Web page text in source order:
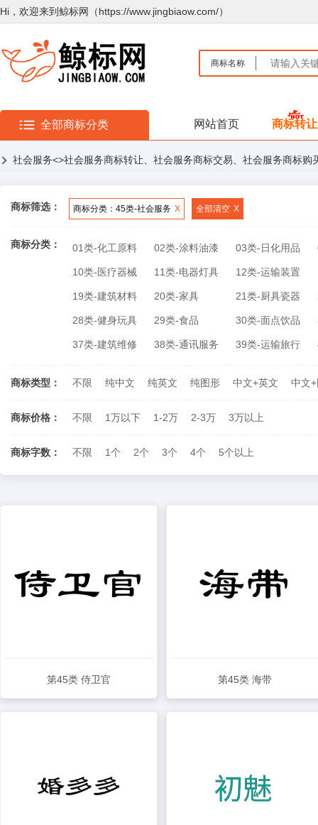
Hi，欢迎来到鲸标网（https://www.jingbiaow.com/）
商标名称
全部商标分类 网站首页 商标转让
社会服务<>社会服务商标转让、社会服务商标交易、社会服务商标购
商标筛选： 商标分类：45类-社会服务 X 全部清空 X
商标分类： 01类-化工原料 02类-涂料油漆 03类-日化用品
10类-医疗器械 11类-电器灯具 12类-运输装置
19类-建筑材料 20类-家具 21类-厨具瓷器
28类-健身玩具 29类-食品 30类-面点饮品
37类-建筑维修 38类-通讯服务 39类-运输旅行
商标类型： 不限 纯中文 纯英文 纯图形 中文+英文 中文
商标价格： 不限 1万以下 1-2万 2-3万 3万以上
商标字数： 不限 1个 2个 3个 4个 5个以上
第45类 侍卫官 第45类 海带